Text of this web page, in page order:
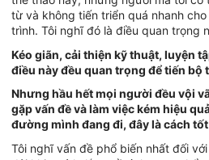
từ và không tiến triển quá nhanh
trình. Tôi nghĩ đó là điều quan trọng
Kéo giãn, cải thiện kỹ thuật, luyện
điều này đều quan trọng để tiến bộ
Nhưng hầu hết mọi người đều vội
gặp vấn đề và làm việc kém hiệu
đường mình đang đi, đây là cách
Tôi nghĩ vấn đề phổ biến nhất đối